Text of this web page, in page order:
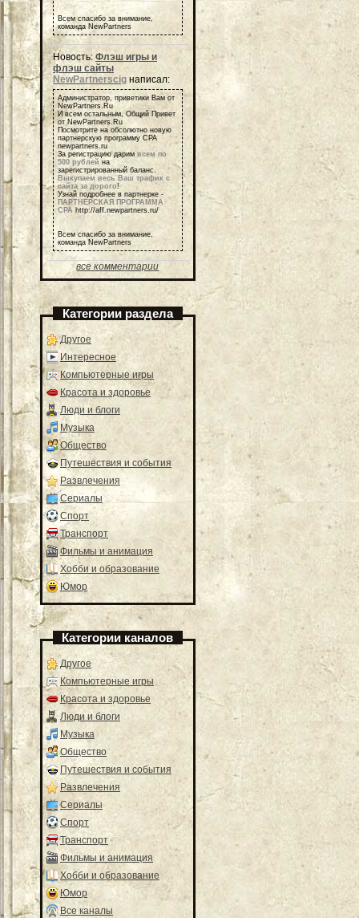
Всем спасибо за внимание,
команда NewPartners
Новость: Флэш игры и
флэш сайты
NewPartnerscig написал:
Администратор, приветики Вам от
NewPartners.Ru
И всем остальным, Общий Привет
от NewPartners.Ru
Посмотрите на обсолютно новую
партнерскую программу СРА
newpartners.ru
За регистрацию дарим всем по
500 рублей на
зарегистрированный баланс.
Выкупаем весь Ваш трафик с
сайта за дорого!
Узнай подробнее в партнерке -
ПАРТНЕРСКАЯ ПРОГРАММА
СРА http://aff.newpartners.ru/
Всем спасибо за внимание,
команда NewPartners
все комментарии
Категории раздела
Другое
Интересное
Компьютерные игры
Красота и здоровье
Люди и блоги
Музыка
Общество
Путешествия и события
Развлечения
Сериалы
Спорт
Транспорт
Фильмы и анимация
Хобби и образование
Юмор
Категории каналов
Другое
Компьютерные игры
Красота и здоровье
Люди и блоги
Музыка
Общество
Путешествия и события
Развлечения
Сериалы
Спорт
Транспорт
Фильмы и анимация
Хобби и образование
Юмор
Все каналы